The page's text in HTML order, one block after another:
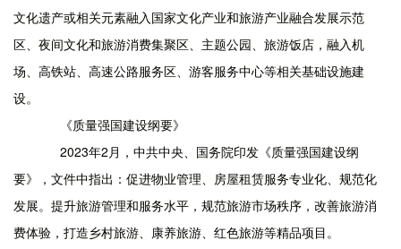
文化遗产或相关元素融入国家文化产业和旅游产业融合发展示范
区、夜间文化和旅游消费集聚区、主题公园、旅游饭店，融入机
场、高铁站、高速公路服务区、游客服务中心等相关基础设施建
设。
《质量强国建设纲要》
2023年2月，中共中央、国务院印发《质量强国建设纲
要》，文件中指出：促进物业管理、房屋租赁服务专业化、规范化
发展。提升旅游管理和服务水平，规范旅游市场秩序，改善旅游消
费体验，打造乡村旅游、康养旅游、红色旅游等精品项目。